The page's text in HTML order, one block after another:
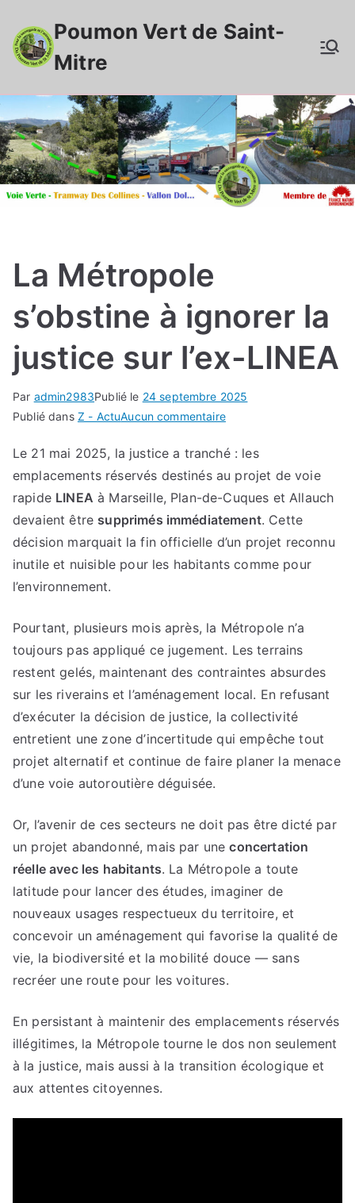
contenu
Poumon Vert de Saint-
Mitre
La Métropole
s’obstine à ignorer la
justice sur l’ex-LINEA
Par admin2983Publié le 24 septembre 2025
Publié dans Z - ActuAucun commentairesur
Métropole
s’obstine
à
ignorer
la
justice
sur
Le 21 mai 2025, la justice a tranché : les
emplacements réservés destinés au projet de voie
rapide LINEA à Marseille, Plan-de-Cuques et Allauch
devaient être supprimés immédiatement. Cette
décision marquait la fin officielle d’un projet reconnu
inutile et nuisible pour les habitants comme pour
l’environnement.
Pourtant, plusieurs mois après, la Métropole n’a
toujours pas appliqué ce jugement. Les terrains
restent gelés, maintenant des contraintes absurdes
sur les riverains et l’aménagement local. En refusant
d’exécuter la décision de justice, la collectivité
entretient une zone d’incertitude qui empêche tout
projet alternatif et continue de faire planer la menace
d’une voie autoroutière déguisée.
Or, l’avenir de ces secteurs ne doit pas être dicté par
un projet abandonné, mais par uneconcertation
réelle avec les habitants. La Métropole a toute
latitude pour lancer des études, imaginer de
nouveaux usages respectueux du territoire, et
concevoir un aménagement qui favorise la qualité de
vie, la biodiversité et la mobilité douce — sans
recréer une route pour les voitures.
En persistant à maintenir des emplacements réservés
illégitimes, la Métropole tourne le dos non seulement
à la justice, mais aussi à la transition écologique et
aux attentes citoyennes.